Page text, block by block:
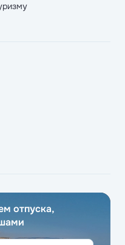
отпуска,